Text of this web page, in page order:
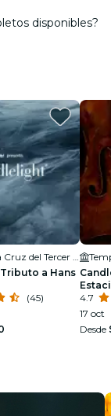
disponibles?
a Hans
(45)
4.7
17 oct
Desde